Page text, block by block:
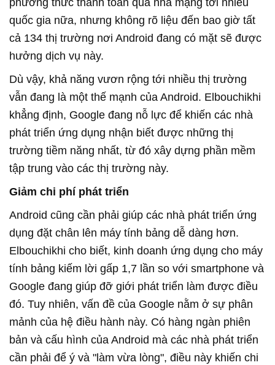
phương thức thanh toán qua nhà mạng tới nhiều
quốc gia nữa, nhưng không rõ liệu đến bao giờ tất
cả 134 thị trường nơi Android đang có mặt sẽ được
hưởng dịch vụ này.
Dù vậy, khả năng vươn rộng tới nhiều thị trường
vẫn đang là một thế mạnh của Android. Elbouchikhi
khẳng định, Google đang nỗ lực để khiến các nhà
phát triển ứng dụng nhận biết được những thị
trường tiềm năng nhất, từ đó xây dựng phần mềm
tập trung vào các thị trường này.
Giảm chi phí phát triển
Android cũng cần phải giúp các nhà phát triển ứng
dụng đặt chân lên máy tính bảng dễ dàng hơn.
Elbouchikhi cho biết, kinh doanh ứng dụng cho máy
tính bảng kiếm lời gấp 1,7 lần so với smartphone và
Google đang giúp đỡ giới phát triển làm được điều
đó. Tuy nhiên, vấn đề của Google nằm ở sự phân
mảnh của hệ điều hành này. Có hàng ngàn phiên
bản và cấu hình của Android mà các nhà phát triển
cần phải để ý và "làm vừa lòng", điều này khiến chi